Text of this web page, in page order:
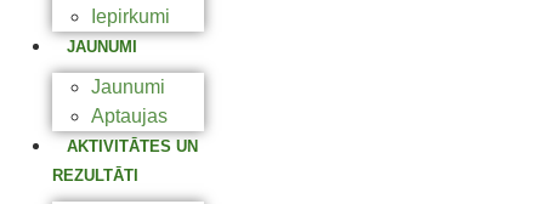
Iepirkumi
JAUNUMI
Jaunumi
Aptaujas
AKTIVITĀTES UN
REZULTĀTI